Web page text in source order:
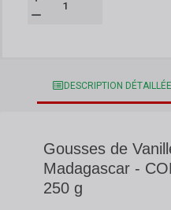
DESCRIPTION DÉTAILLÉE
Gousses de
Madagascar -
250 g